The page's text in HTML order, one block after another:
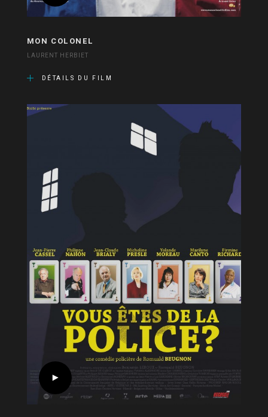
MON COLONEL
LAURENT HERBIET
DÉTAILS DU FILM